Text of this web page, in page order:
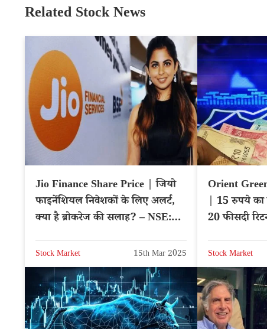
Related Stock News
Jio Finance Share Price | जियो
फाइनेंशियल निवेशकों के लिए अलर्ट,
क्या है ब्रोकरेज की सलाह? – NSE:
Stock Market 15th Mar 2025
Orient
| 15 रुपये का
20 फीसदी
Stock Market